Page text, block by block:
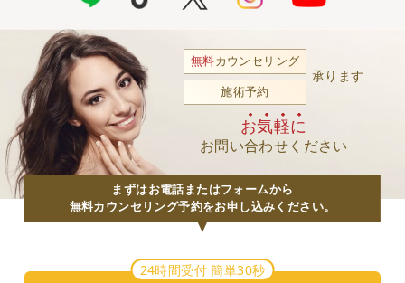
無料カウンセリング
施術予約
承ります
お気軽に
お問い合わせください
まずはお電話またはフォームから
無料カウンセリング予約をお申し込みください。
24時間受付 簡単30秒